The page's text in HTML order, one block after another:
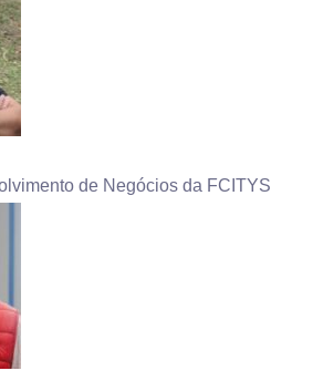
de Negócios da FCITYS